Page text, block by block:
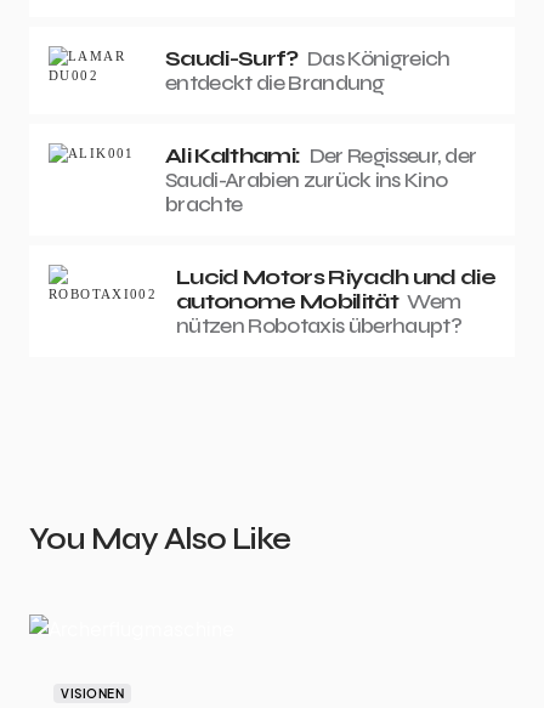
Saudi-Surf? Das Königreich
entdeckt die Brandung
Ali Kalthami: Der Regisseur, der
Saudi-Arabien zurück ins Kino
brachte
Lucid Motors Riyadh und die
autonome Mobilität Wem
nützen Robotaxis überhaupt?
You May Also Like
VISIONEN